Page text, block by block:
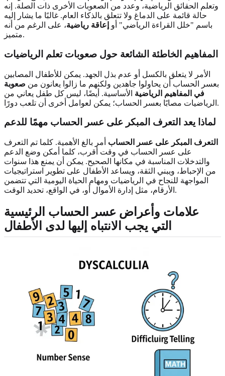
وتعلم الحقائق الرياضية، وعدد من الصعوبات الأخرى ذات الصلة. إنه
حالة قائمة على الدماغ ولا تتعلق بالذكاء العام. غالبًا ما يشار إليه
باسم "خلل القراءة الرياضي" أو إعاقة رياضية، على الرغم من أنه
متميز.
المفاهيم الخاطئة الشائعة حول صعوبات تعلم الرياضيات
الأمر لا يتعلق بالكسل أو عدم بذل الجهد. يمكن للأطفال المصابين
بعسر الحساب أن يحاولوا جاهدين ولكنهم ما زالوا يعانون من صعوبة
في المفاهيم الرياضية الأساسية. أيضًا، ليس كل طفل يعاني من
الرياضيات مصابًا بعسر الحساب؛ يمكن لعوامل أخرى أن تلعب دورًا.
لماذا يعد التعرف المبكر على عسر الحساب مهمًا للدعم
التعرف المبكر على عسر الحساب أمر بالغ الأهمية. كلما تم التعرف
على عسر الحساب في وقت أقرب، كلما أمكن وضع الدعم
والتدخلات المناسبة في مكانها الصحيح. يمكن أن يمنع هذا سنوات
من الإحباط، ويبني الثقة، ويساعد الأطفال على تطوير استراتيجيات
المواجهة للنجاح في الرياضيات ومهام الحياة اليومية التي تتضمن
الأرقام، مثل إدارة الأموال أو، في الواقع، تحديد الوقت.
علامات وأعراض عسر الحساب الرئيسية
التي يجب الانتباه إليها لدى الأطفال